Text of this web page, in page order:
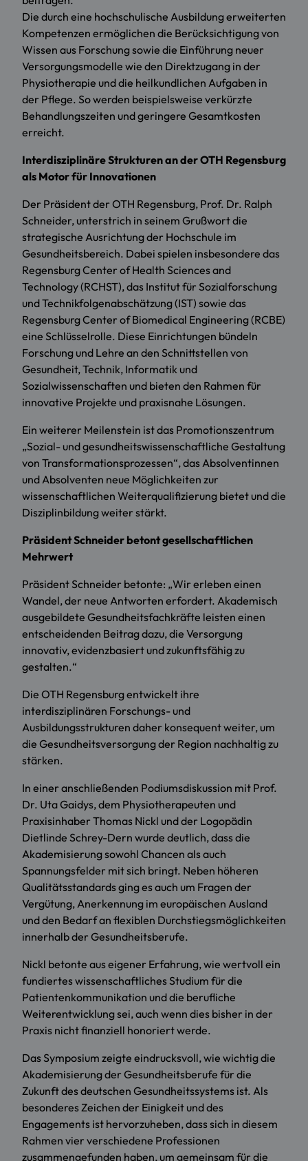
Die durch eine hochschulische Ausbildung erweiterten
Kompetenzen ermöglichen die Berücksichtigung von
Wissen aus Forschung sowie die Einführung neuer
Versorgungsmodelle wie den Direktzugang in der
Physiotherapie und die heilkundlichen Aufgaben in
der Pflege. So werden beispielsweise verkürzte
Behandlungszeiten und geringere Gesamtkosten
erreicht.
Interdisziplinäre Strukturen an der OTH Regensburg
als Motor für Innovationen
Der Präsident der OTH Regensburg, Prof. Dr. Ralph
Schneider, unterstrich in seinem Grußwort die
strategische Ausrichtung der Hochschule im
Gesundheitsbereich. Dabei spielen insbesondere das
Regensburg Center of Health Sciences and
Technology (RCHST), das Institut für Sozialforschung
und Technikfolgenabschätzung (IST) sowie das
Regensburg Center of Biomedical Engineering (RCBE)
eine Schlüsselrolle. Diese Einrichtungen bündeln
Forschung und Lehre an den Schnittstellen von
Gesundheit, Technik, Informatik und
Sozialwissenschaften und bieten den Rahmen für
innovative Projekte und praxisnahe Lösungen.
Ein weiterer Meilenstein ist das Promotionszentrum
„Sozial- und gesundheitswissenschaftliche Gestaltung
von Transformationsprozessen“, das Absolventinnen
und Absolventen neue Möglichkeiten zur
wissenschaftlichen Weiterqualifizierung bietet und die
Disziplinbildung weiter stärkt.
Präsident Schneider betont gesellschaftlichen
Mehrwert
Präsident Schneider betonte: „Wir erleben einen
Wandel, der neue Antworten erfordert. Akademisch
ausgebildete Gesundheitsfachkräfte leisten einen
entscheidenden Beitrag dazu, die Versorgung
innovativ, evidenzbasiert und zukunftsfähig zu
gestalten.“
Die OTH Regensburg entwickelt ihre
interdisziplinären Forschungs- und
Ausbildungsstrukturen daher konsequent weiter, um
die Gesundheitsversorgung der Region nachhaltig zu
stärken.
In einer anschließenden Podiumsdiskussion mit Prof.
Dr. Uta Gaidys, dem Physiotherapeuten und
Praxisinhaber Thomas Nickl und der Logopädin
Dietlinde Schrey-Dern wurde deutlich, dass die
Akademisierung sowohl Chancen als auch
Spannungsfelder mit sich bringt. Neben höheren
Qualitätsstandards ging es auch um Fragen der
Vergütung, Anerkennung im europäischen Ausland
und den Bedarf an flexiblen Durchstiegsmöglichkeiten
innerhalb der Gesundheitsberufe.
Nickl betonte aus eigener Erfahrung, wie wertvoll ein
fundiertes wissenschaftliches Studium für die
Patientenkommunikation und die berufliche
Weiterentwicklung sei, auch wenn dies bisher in der
Praxis nicht finanziell honoriert werde.
Das Symposium zeigte eindrucksvoll, wie wichtig die
Akademisierung der Gesundheitsberufe für die
Zukunft des deutschen Gesundheitssystems ist. Als
besonderes Zeichen der Einigkeit und des
Engagements ist hervorzuheben, dass sich in diesem
Rahmen vier verschiedene Professionen
zusammengefunden haben, um gemeinsam für die